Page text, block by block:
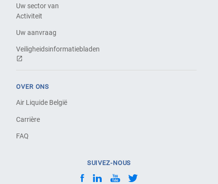
Uw sector van
Activiteit
Uw aanvraag
Veiligheidsinformatiebladen
OVER ONS
Air Liquide België
Carrière
FAQ
SUIVEZ-NOUS